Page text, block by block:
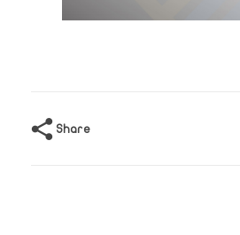
Share